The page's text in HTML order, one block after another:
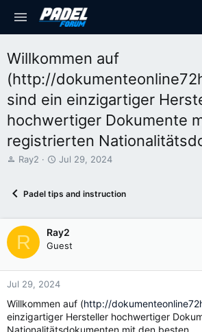
Willkommen auf
(http://
sind ein einzigartiger
hochwertiger Dokumente
registrierten
T
d
t
a
r
t
r
Ray2
S
r
d
a
t
Jul 29, 2024
Padel tips and instruction
R Ray2
Guest
Jul 29, 2024
Willkommen auf (http://
einzigartiger Hersteller hochwertiger
Nationalitätsdokumenten mit den besten